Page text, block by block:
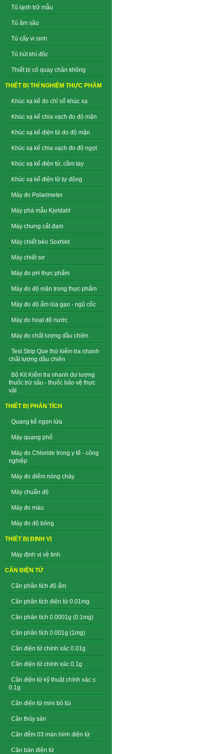
Tủ lạnh trữ mẫu
Tủ âm sâu
Tủ cấy vi sinh
Tủ hút khí độc
Thiết bị cô quay chân không
THIẾT BỊ THÍ NGHIỆM THỰC PHẨM
Khúc xạ kế đo chỉ số khúc xạ
Khúc xạ kế chia vạch đo độ mặn
Khúc xạ kế điện tử đo độ mặn
Khúc xạ kế chia vạch đo độ ngọt
Khúc xạ kế điện tử, cầm tay
Khúc xạ kế điện tử tự động
Máy đo Polarimeter
Máy phá mẫu Kjeldahl
Máy chưng cất đạm
Máy chiết béo Soxhlet
Máy chiết sơ
Máy đo pH thực phẩm
Máy đo độ mặn trong thực phẩm
Máy đo độ ẩm lúa gạo - ngũ cốc
Máy đo hoạt độ nước
Máy đo chất lượng dầu chiên
Test Strip Que thử kiểm tra nhanh
chất lượng dầu chiên
Bộ Kit Kiểm tra nhanh dư lượng
thuốc trừ sâu - thuốc bảo vệ thực
vật
THIẾT BỊ PHÂN TÍCH
Quang kế ngọn lửa
Máy quang phổ
Máy đo Chloride trong y tế - công
nghiệp
Máy đo điểm nóng chảy
Máy chuẩn độ
Máy đo màu
Máy đo độ bóng
THIẾT BỊ ĐỊNH VỊ
Máy định vị vệ tinh
CÂN ĐIỆN TỬ
Cân phân tích độ ẩm
Cân phân tích điện tử 0.01mg
Cân phân tích 0.0001g (0.1mg)
Cân phân tích 0.001g (1mg)
Cân điện tử chính xác 0.01g
Cân điện tử chính xác 0.1g
Cân điện tử kỹ thuật chính xác ≤
0.1g
Cân điện tử mini bỏ túi
Cân thủy sản
Cân đếm 03 màn hình điện tử
Cân bàn điện tử